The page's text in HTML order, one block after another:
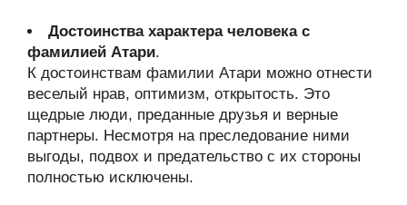
Достоинства характера человека с
фамилией Атари.
К достоинствам фамилии Атари можно отнести
веселый нрав, оптимизм, открытость. Это
щедрые люди, преданные друзья и верные
партнеры. Несмотря на преследование ними
выгоды, подвох и предательство с их стороны
полностью исключены.